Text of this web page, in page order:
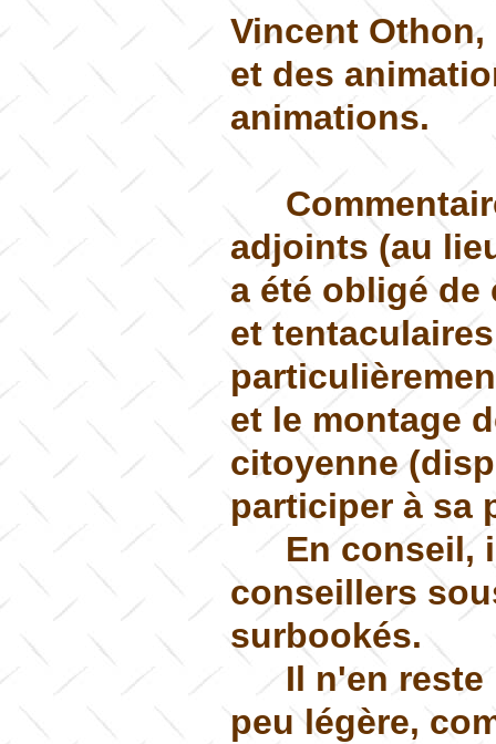
Vincent
et des
animations.
adjoints (au
a été obligé
et
et le montage
citoyenne
participer à sa
En conseil,
conseillers
surbookés.
Il n'en
peu légère,